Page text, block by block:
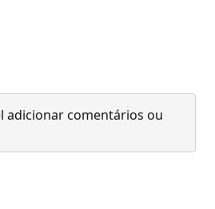
adicionar comentários ou